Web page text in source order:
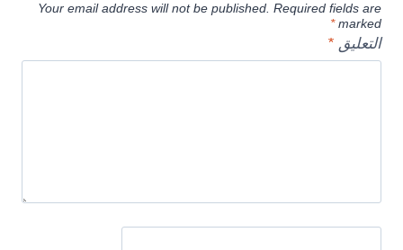
Your email address will not be published. Required fields are
marked
*
التعليق *